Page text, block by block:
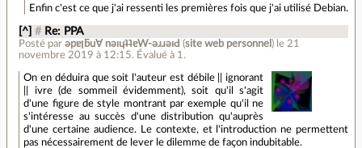
Enfin c'est ce que j'ai ressenti les premières fois que j'ai utilisé Debian.
[^] # Re: PPA
Posté par ǝpɐןƃu∀ nǝıɥʇʇɐW-ǝɹɹǝıԀ (site web personnel ) le 21
novembre 2019 à 12:15. Évalué à 1 .
On en déduira que soit l'auteur est débile || ignorant
|| ivre (de sommeil évidemment), soit qu'il s'agit
d'une figure de style montrant par exemple qu'il ne
s'intéresse au succès d'une distribution qu'auprès
d'une certaine audience. Le contexte, et l'introduction ne permettent
pas nécessairement de lever le dilemme de façon indubitable.